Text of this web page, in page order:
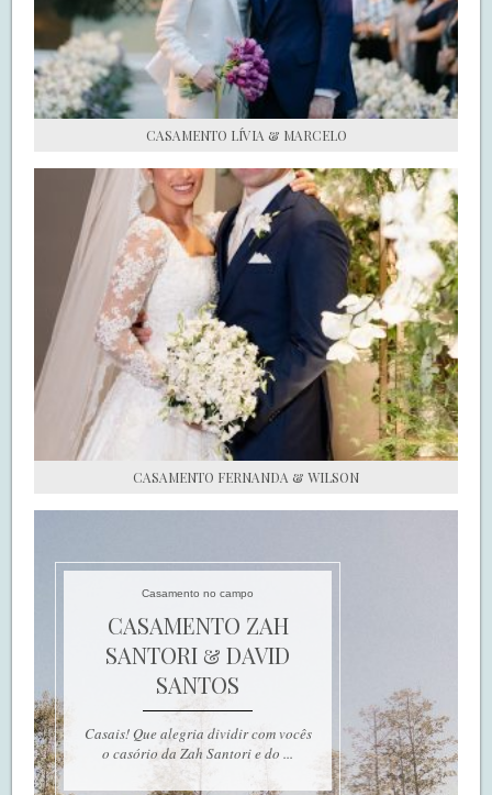
FALE COM O SAY I DO
CASAMENTO LÍVIA & MARCELO
CASAMENTO FERNANDA & WILSON
Casamento no campo
CASAMENTO ZAH
SANTORI & DAVID
SANTOS
Casais! Que alegria dividir com vocês
o casório da Zah Santori e do ...